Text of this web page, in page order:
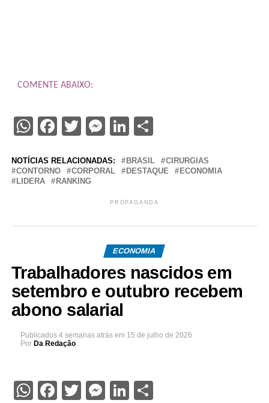
COMENTE ABAIXO:
WhatsApp
Facebook
TwitterMessenger
LinkedIn
NOTÍCIAS RELACIONADAS: BRASIL
CIRURGIAS
CONTORNO
CORPORAL DESTAQUE
ECONOMIA
LIDERA
RANKING
PROPAGANDA
ECONOMIA
Trabalhadores nascidos em
setembro e outubro recebem
abono salarial
Publicados 4 semanas atrás em 15 de julho de 2026
Por Da Redação
WhatsApp
Facebook
TwitterMessenger
LinkedIn